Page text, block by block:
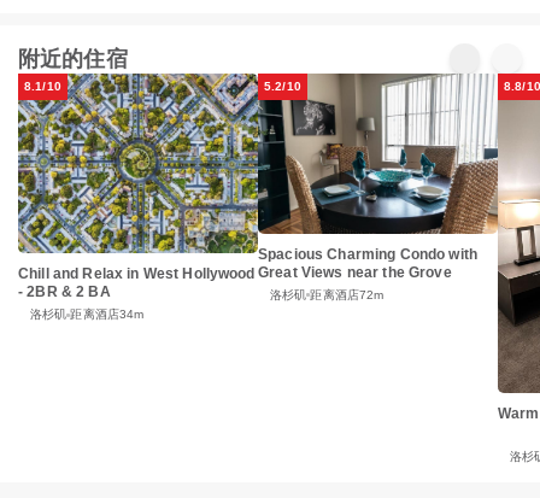
附近的住宿
8.1/10
Chill and Relax in West Hollywood
- 2BR & 2 BA
洛杉矶 距离酒店34m
5.2/10
Spacious Charming Condo with
Great Views near the Grove
洛杉矶 距离酒店72m
8.8/10
洛杉